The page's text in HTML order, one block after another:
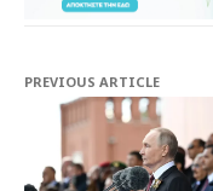
PREVIOUS ARTICLE